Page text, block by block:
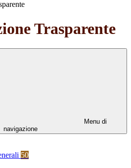
Trasparente
Menu di
navigazione
50